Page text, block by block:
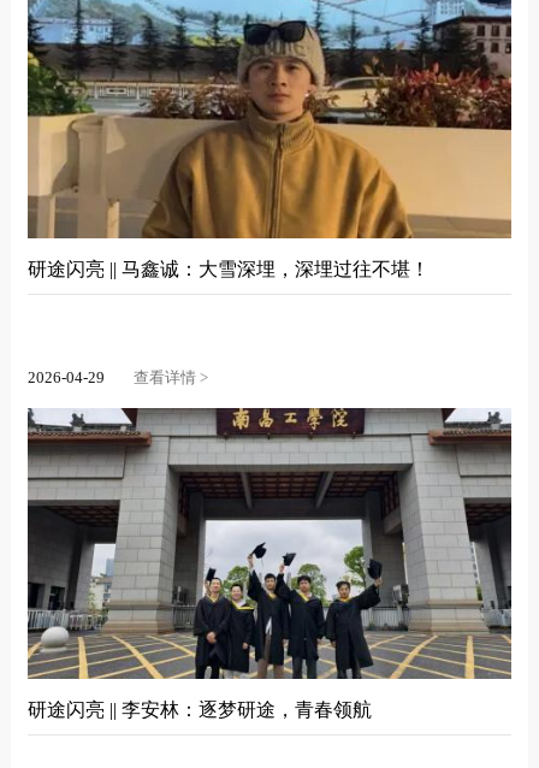
研途闪亮 || 马鑫诚：大雪深埋，深埋过往不堪！
2026-04-29 查看详情 >
研途闪亮 || 李安林：逐梦研途，青春领航